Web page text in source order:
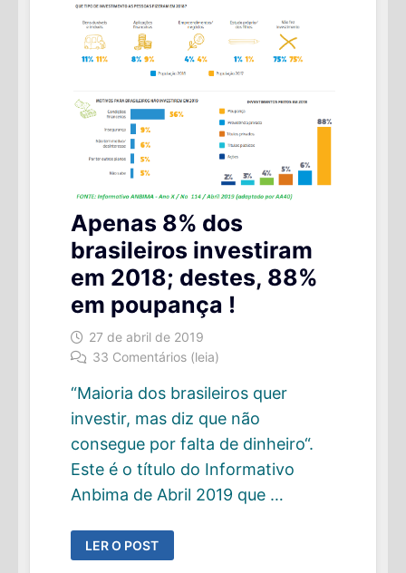
Apenas 8% dos
brasileiros investiram
em 2018; destes, 88%
em poupança !
27 de abril de 2019
33 Comentários (leia)
“Maioria dos brasileiros quer
investir, mas diz que não
consegue por falta de dinheiro“.
Este é o título do Informativo
Anbima de Abril 2019 que …
APENAS
8%
DOS
LER O POST